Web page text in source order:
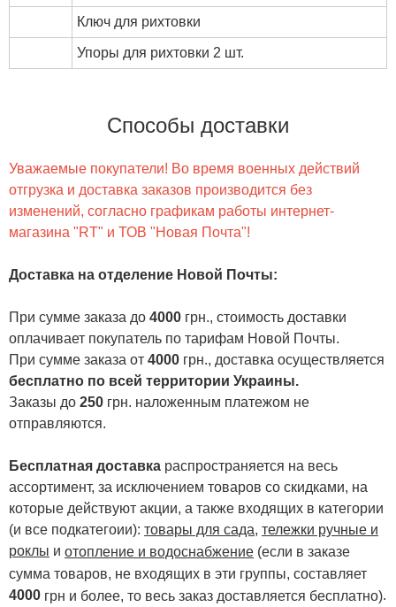
Ключ для рихтовки
Упоры для рихтовки 2 шт.
Способы доставки
Уважаемые покупатели! Во время военных действий
отгрузка и доставка заказов производится без
изменений, согласно графикам работы интернет-
магазина "RT" и ТОВ "Новая Почта"!
Доставка на отделение Новой Почты:
При сумме заказа до 4000 грн., стоимость доставки
оплачивает покупатель по тарифам Новой Почты.
При сумме заказа от 4000 грн., доставка осуществляется
бесплатно по всей территории Украины.
Заказы до 250 грн. наложенным платежом не
отправляются.
Бесплатная доставка распространяется на весь
ассортимент, за исключением товаров со скидками, на
которые действуют акции, а также входящих в категории
(и все подкатегоии): товары для сада, тележки ручные и
роклы и отопление и водоснабжение (если в заказе
сумма товаров, не входящих в эти группы, составляет
4000 грн и более, то весь заказ доставляется бесплатно).